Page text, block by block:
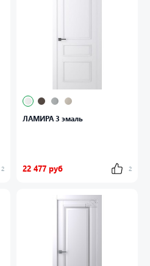
2
ЛАМИРА 3 эмаль
22 477 руб 2